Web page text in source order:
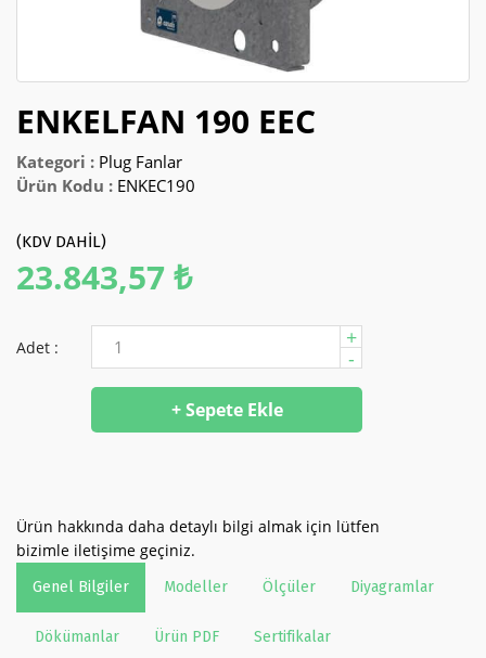
ENKELFAN 190 EEC
Kategori : Plug Fanlar
Ürün Kodu : ENKEC190
(KDV DAHİL)
23.843,57 ₺
Adet :
+
-
+ Sepete Ekle
Ürün hakkında daha detaylı bilgi almak için lütfen
bizimle iletişime geçiniz.
Genel Bilgiler Modeller Ölçüler Diyagramlar
Dökümanlar Ürün PDF Sertifikalar